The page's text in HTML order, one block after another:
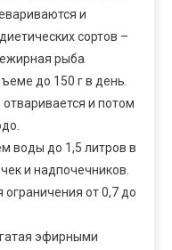
и
сортов –
рыба
до 150 г в день.
и потом
воды до 1,5 литров в
и надпочечников.
от 0,7 до
эфирными